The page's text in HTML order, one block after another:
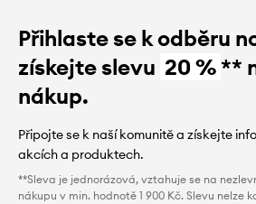
Přihlaste se k odběru
získejte slevu 20 %**
nákup.
Připojte se k naší komunitě a získejte
akcích a produktech.
**Sleva je jednorázová, vztahuje se na
nákupu v min. hodnotě 1 900 Kč. Slevu nelze